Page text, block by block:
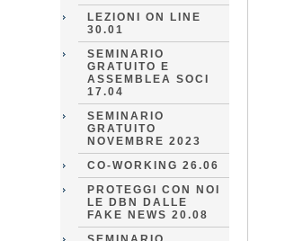
LEZIONI ON LINE
30.01
SEMINARIO
GRATUITO E
ASSEMBLEA SOCI
17.04
SEMINARIO
GRATUITO
NOVEMBRE 2023
CO-WORKING 26.06
PROTEGGI CON NOI
LE DBN DALLE
FAKE NEWS 20.08